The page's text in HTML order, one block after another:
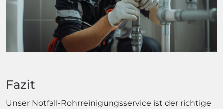
Fazit
Unser Notfall-Rohrreinigungsservice ist der richtige